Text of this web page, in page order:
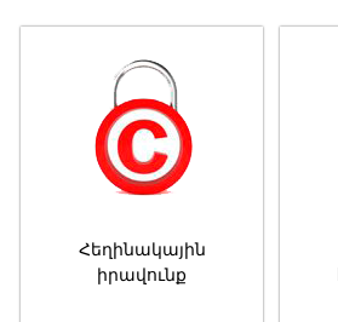
Հեղինակային
իրավունք